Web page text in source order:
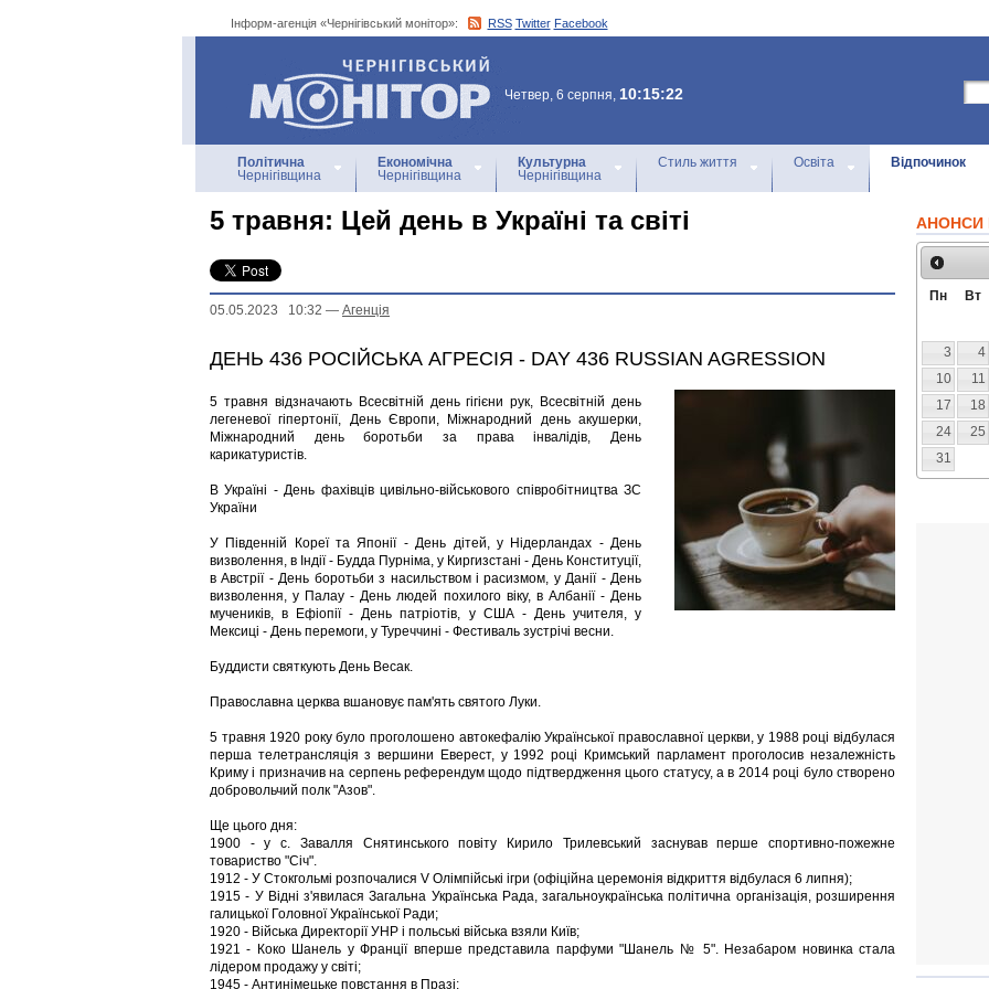
Інформ-агенція «Чернігівський монітор»: RSS Twitter Facebook
Інформ-агенція
«Чернігівський монітор»
Четвер, 6 серпня, 10:15:22
Політична
Чернігівщина
Економічна
Чернігівщина
Культурна
Чернігівщина
Стиль життя Освіта Відпочинок
5 травня: Цей день в Україні та світі
05.05.2023 10:32 — Агенцiя
ДЕНЬ 436 РОСІЙСЬКА АГРЕСІЯ - DAY 436 RUSSIAN AGRESSION
5 травня відзначають Всесвітній день гігієни рук, Всесвітній день
легеневої гіпертонії, День Європи, Міжнародний день акушерки,
Міжнародний день боротьби за права інвалідів, День
карикатуристів.
В Україні - День фахівців цивільно-військового співробітництва ЗС
України
У Південній Кореї та Японії - День дітей, у Нідерландах - День
визволення, в Індії - Будда Пурніма, у Киргизстані - День Конституції,
в Австрії - День боротьби з насильством і расизмом, у Данії - День
визволення, у Палау - День людей похилого віку, в Албанії - День
мучеників, в Ефіопії - День патріотів, у США - День учителя, у
Мексиці - День перемоги, у Туреччині - Фестиваль зустрічі весни.
Буддисти святкують День Весак.
Православна церква вшановує пам'ять святого Луки.
5 травня 1920 року було проголошено автокефалію Української православної церкви, у 1988 році відбулася
перша телетрансляція з вершини Еверест, у 1992 році Кримський парламент проголосив незалежність
Криму і призначив на серпень референдум щодо підтвердження цього статусу, а в 2014 році було створено
добровольчий полк "Азов".
Ще цього дня:
1900 - у с. Завалля Снятинського повіту Кирило Трилевський заснував перше спортивно-пожежне
товариство "Січ".
1912 - У Стокгольмі розпочалися V Олімпійські ігри (офіційна церемонія відкриття відбулася 6 липня);
1915 - У Відні з'явилася Загальна Українська Рада, загальноукраїнська політична організація, розширення
галицької Головної Української Ради;
1920 - Війська Директорії УНР і польські війська взяли Київ;
1921 - Коко Шанель у Франції вперше представила парфуми "Шанель № 5". Незабаром новинка стала
лідером продажу у світі;
1945 - Антинімецьке повстання в Празі;
АНОНСИ
Пн Вт
3
4
10
11
17
18
24
25
31